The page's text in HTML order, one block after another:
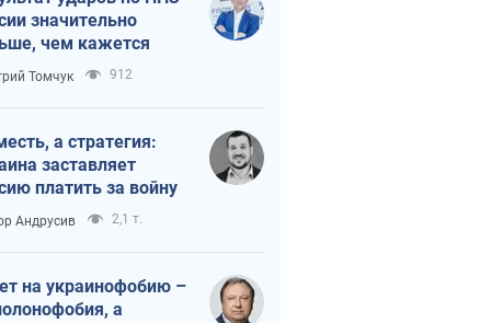
значительно
чем кажется
Томчук 912
а стратегия:
заставляет
платить за войну
Андрусив 2,1 т.
на украинофобию –
а